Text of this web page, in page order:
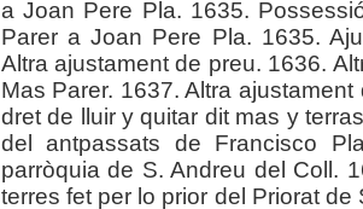
a Joan Pere Pla. 1635.
Parer a Joan Pere Pla. 1635.
Altra ajustament de preu. 1636.
Mas Parer. 1637. Altra
dret de lluir y quitar dit mas y
del antpassats de Francisco
parròquia de S. Andreu del Coll.
terres fet per lo prior del Priorat